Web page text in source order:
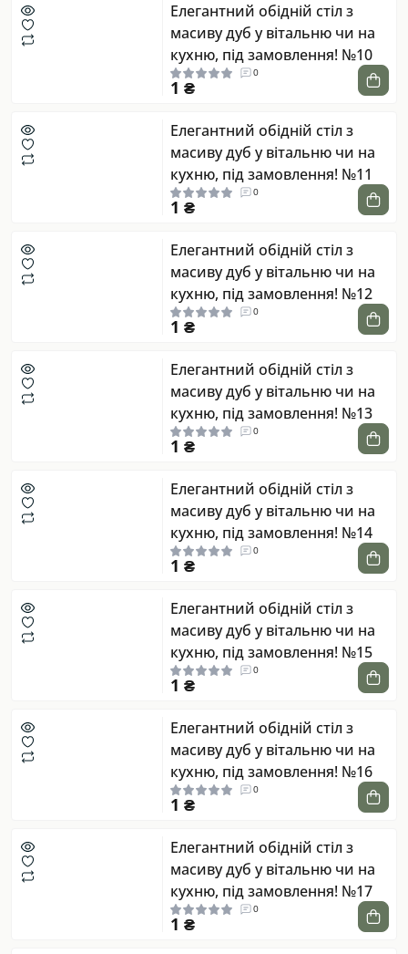
Елегантний обідній стіл з
масиву дуб у вітальню чи на
кухню, під замовлення! №10
0
1 ₴
Елегантний обідній стіл з
масиву дуб у вітальню чи на
кухню, під замовлення! №11
0
1 ₴
Елегантний обідній стіл з
масиву дуб у вітальню чи на
кухню, під замовлення! №12
0
1 ₴
Елегантний обідній стіл з
масиву дуб у вітальню чи на
кухню, під замовлення! №13
0
1 ₴
Елегантний обідній стіл з
масиву дуб у вітальню чи на
кухню, під замовлення! №14
0
1 ₴
Елегантний обідній стіл з
масиву дуб у вітальню чи на
кухню, під замовлення! №15
0
1 ₴
Елегантний обідній стіл з
масиву дуб у вітальню чи на
кухню, під замовлення! №16
0
1 ₴
Елегантний обідній стіл з
масиву дуб у вітальню чи на
кухню, під замовлення! №17
0
1 ₴